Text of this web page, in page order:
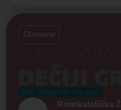
Rimokatolička
Otvoreno